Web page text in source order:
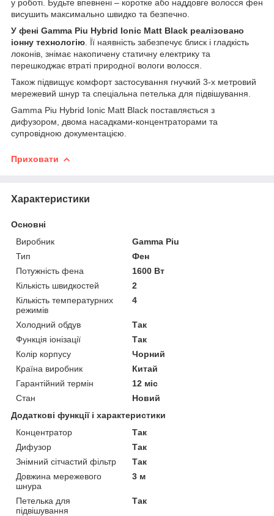
у роботі. Будьте впевнені – коротке або наддовге волосся фен
висушить максимально швидко та безпечно.
У фені Gamma Piu Hybrid Ionic Matt Black реалізовано
іонну технологію . Її наявність забезпечує блиск і гладкість
локонів, знімає накопичену статичну електрику та
перешкоджає втраті природної вологи волосся.
Також підвищує комфорт застосування гнучкий 3-х метровий
мережевий шнур та спеціальна петелька для підвішування.
Gamma Piu Hybrid Ionic Matt Black поставляється з
дифузором, двома насадками-концентраторами та
супровідною документацією.
Приховати
Характеристики
Основні
Виробник
Gamma Piu
Тип
Фен
Потужність фена
1600 Вт
Кількість швидкостей
2
Кількість температурних
режимів
4
Холодний обдув
Так
Функція іонізації
Так
Колір корпусу
Чорний
Країна виробник
Китай
Гарантійний термін
12 міс
Стан
Новий
Додаткові функції і характеристики
Концентратор
Так
Дифузор
Так
Знімний сітчастий фільтр
Так
Довжина мережевого
шнура
3 м
Петелька для
підвішування
Так